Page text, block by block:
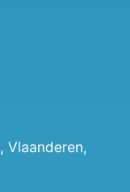
, Vlaanderen,